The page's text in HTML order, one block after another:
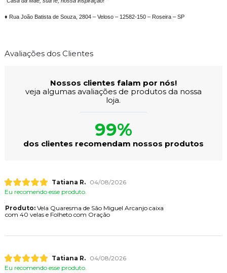
♦ Rua João Batista de Souza, 2804 – Veloso – 12582-150 – Roseira – SP
Avaliações dos Clientes
Nossos clientes falam por nós!
veja algumas avaliações de produtos da nossa
loja.
99%
dos clientes recomendam nossos produtos
Tatiana R.
04/08/2026
Eu recomendo esse produto.
Produto:Vela Quaresma de São Miguel Arcanjo caixa
com 40 velas e Folheto com Oração
Tatiana R.
04/08/2026
Eu recomendo esse produto.